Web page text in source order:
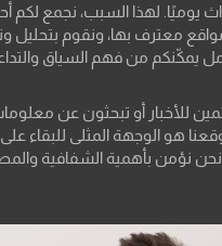
يوميًا. لهذا السبب، نجمع لكم
معترف بها، ونقوم بتحليل
يمكّنكم من فهم السياق
للأخبار أو تبحثون عن
هو الوجهة المثلى للبقاء
نؤمن بأهمية الشفافية